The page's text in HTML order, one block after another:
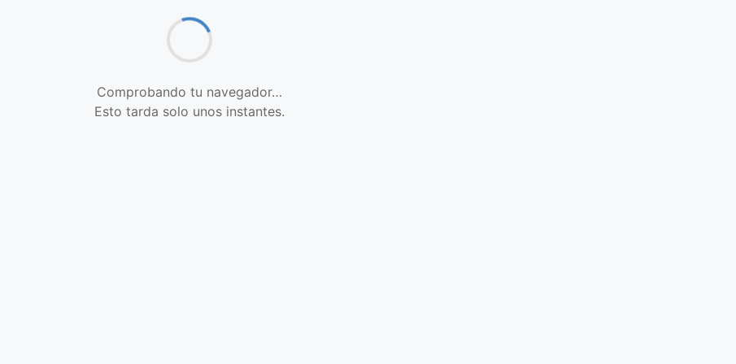
Comprobando tu navegador…
Esto tarda solo unos instantes.